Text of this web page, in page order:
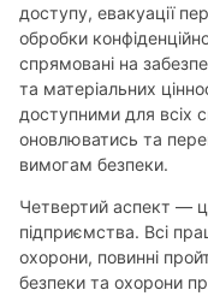
доступу, евакуації
обробки
спрямовані на
та матеріальних
доступними для всіх
оновлюватись та
вимогам безпеки.
Четвертий аспект —
підприємства. Всі
охорони, повинні
безпеки та охорони